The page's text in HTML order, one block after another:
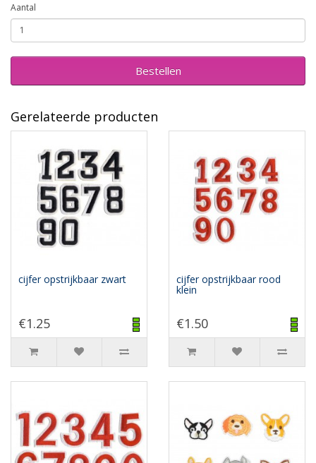
Aantal
Bestellen
Gerelateerde producten
cijfer opstrijkbaar zwart
€1.25
cijfer opstrijkbaar rood
klein
€1.50